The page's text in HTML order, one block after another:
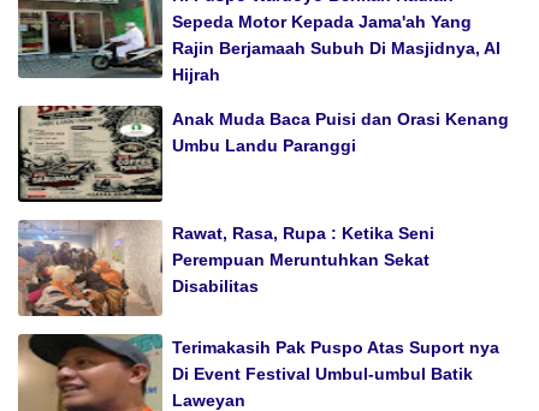
Sepeda Motor Kepada Jama'ah Yang
Rajin Berjamaah Subuh Di Masjidnya, Al
Hijrah
Anak Muda Baca Puisi dan Orasi Kenang
Umbu Landu Paranggi
Rawat, Rasa, Rupa : Ketika Seni
Perempuan Meruntuhkan Sekat
Disabilitas
Terimakasih Pak Puspo Atas Suport nya
Di Event Festival Umbul-umbul Batik
Laweyan